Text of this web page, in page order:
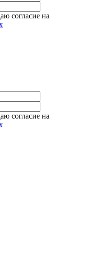
согласие на
согласие на